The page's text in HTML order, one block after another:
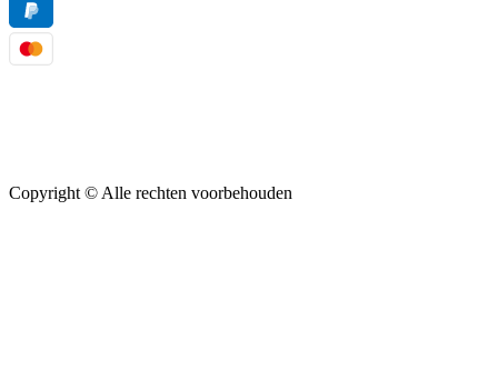
Copyright © Alle rechten voorbehouden